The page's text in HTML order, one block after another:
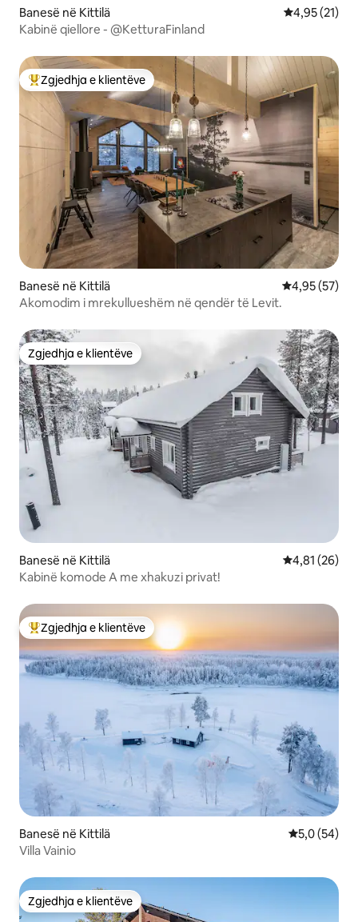
Banesë në Kittilä Vlerësimi
4,95 (21)
Kabinë qiellore - @KetturaFinland
Më të mirat e zgjedhjeve të klientëve
Zgjedhja e klientëve
Banesë në Kittilä Vlerësimi
4,95 (57)
Akomodim i mrekullueshëm në qendër të Levit.
Zgjedhja e klientëve
Zgjedhja e klientëve
Banesë në Kittilä Vlerësimi
4,81 (26)
Kabinë komode A me xhakuzi privat!
Më të mirat e zgjedhjeve të klientëve
Zgjedhja e klientëve
Banesë në Kittilä Vlerësimi
5,0 (54)
Villa Vainio
Zgjedhja e klientëve
Zgjedhja e klientëve